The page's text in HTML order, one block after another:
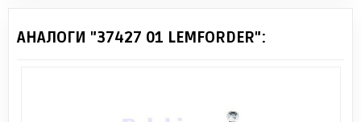
АНАЛОГИ "37427 01 LEMFORDER":